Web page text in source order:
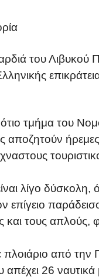
του Λιβυκού
τμήμα του
αποζητούν
λίγο δύσκολη,
επίγειο
και τους απλούς,
από
26 ναυτικά